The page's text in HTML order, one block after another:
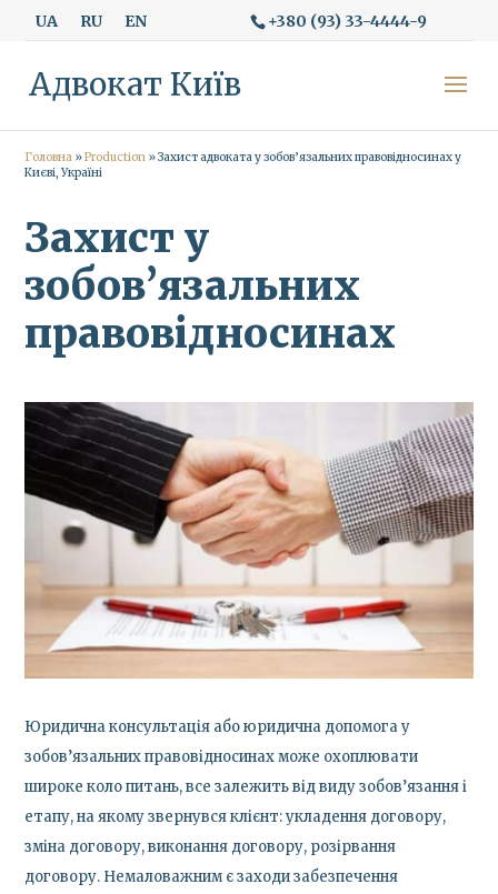
UA RU EN +380 (93) 33-4444-9
Адвокат Київ
Головна »Production »Захист адвоката у зобов’язальних правовідносинах у
Києві, Україні
Захист у
зобов’язальних
правовідносинах
Юридична консультація або юридична допомога у
зобов’язальних правовідносинах може охоплювати
широке коло питань, все залежить від виду зобов’язання і
етапу, на якому звернувся клієнт: укладення договору,
зміна договору, виконання договору, розірвання
договору. Немаловажним є заходи забезпечення